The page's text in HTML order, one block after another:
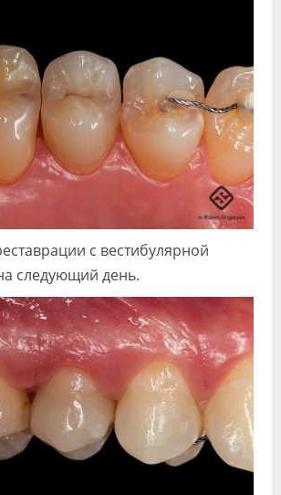
с вестибулярной
следующий день.